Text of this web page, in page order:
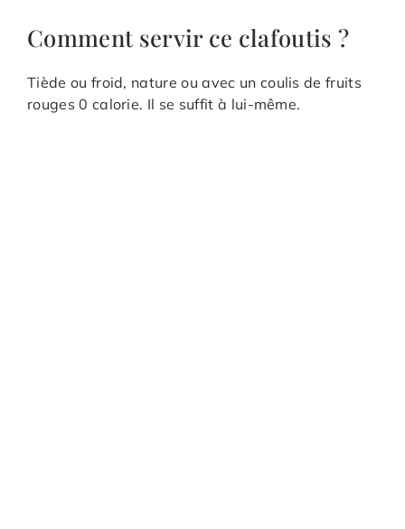
Comment servir ce clafoutis ?
Tiède ou froid, nature ou avec un coulis de fruits
rouges 0 calorie. Il se suffit à lui-même.